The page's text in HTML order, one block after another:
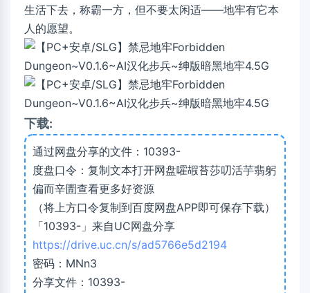
生活下去，称霸一方，但不要太闲适——地牢有它本
人的愿望。
下载:
通过网盘分享的文件：10393-
度盘口令：复制文本打开网盘嚯嘏苔莎叨活芋翡躬
偏而辛圊查看更多好资源
（将上方口令复制到百度网盘APP即可保存下载）
「10393-」来自UC网盘分享
https://drive.uc.cn/s/ad5766e5d2194
密码：MNn3
分享文件：10393-